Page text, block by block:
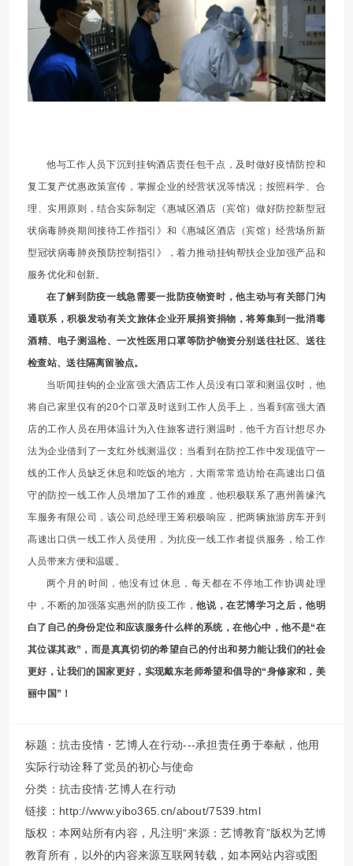
他与工作人员下沉到挂钩酒店责任包干点，及时做好疫情防控和
复工复产优惠政策宣传，掌握企业的经营状况等情况；按照科学、合
理、实用原则，结合实际制定《惠城区酒店（宾馆）做好防控新型冠
状病毒肺炎期间接待工作指引》和《惠城区酒店（宾馆）经营场所新
型冠状病毒肺炎预防控制指引》，着力推动挂钩帮扶企业加强产品和
服务优化和创新。
在了解到防疫一线急需要一批防疫物资时，他主动与有关部门沟
通联系，积极发动有关文旅体企业开展捐资捐物，将筹集到一批消毒
酒精、电子测温枪、一次性医用口罩等防护物资分别送往社区、送往
检查站、送往隔离留验点。
当听闻挂钩的企业富强大酒店工作人员没有口罩和测温仪时，他
将自己家里仅有的20个口罩及时送到工作人员手上，当看到富强大酒
店的工作人员在用体温计为入住旅客进行测温时，他千方百计想尽办
法为企业借到了一支红外线测温仪；当看到在防控工作中发现值守一
线的工作人员缺乏休息和吃饭的地方，大雨常常造访给在高速出口值
守的防控一线工作人员增加了工作的难度，他积极联系了惠州善缘汽
车服务有限公司，该公司总经理王筹积极响应，把两辆旅游房车开到
高速出口供一线工作人员使用，为抗疫一线工作者提供服务，给工作
人员带来方便和温暖。
两个月的时间，他没有过休息，每天都在不停地工作协调处理
中，不断的加强落实惠州的防疫工作，他说，在艺博学习之后，他明
白了自己的身份定位和应该服务什么样的系统，在他心中，他不是“在
其位谋其政”，而是真真切切的希望自己的付出和努力能让我们的社会
更好，让我们的国家更好，实现戴东老师希望和倡导的“身修家和，美
丽中国”！
标题：抗击疫情・艺博人在行动---承担责任勇于奉献，他用
实际行动诠释了党员的初心与使命
分类： 抗击疫情·艺博人在行动
链接：http://www.yibo365.cn/about/7539.html
版权：本网站所有内容，凡注明“来源：艺博教育”版权为艺博
教育所有，以外的内容来源互联网转载，如本网站内容或图